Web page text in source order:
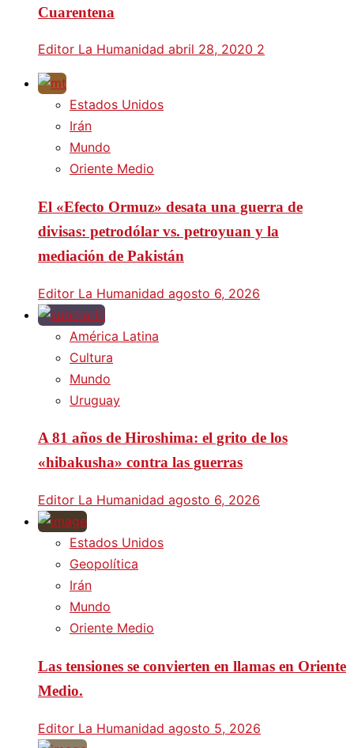
Cuarentena
Editor La Humanidad abril 28, 2020 2
Estados Unidos
Irán
Mundo
Oriente Medio
El «Efecto Ormuz» desata una guerra de
divisas: petrodólar vs. petroyuan y la
mediación de Pakistán
Editor La Humanidad agosto 6, 2026
América Latina
Cultura
Mundo
Uruguay
A 81 años de Hiroshima: el grito de los
«hibakusha» contra las guerras
Editor La Humanidad agosto 6, 2026
Estados Unidos
Geopolítica
Irán
Mundo
Oriente Medio
Las tensiones se convierten en llamas en Oriente
Medio.
Editor La Humanidad agosto 5, 2026